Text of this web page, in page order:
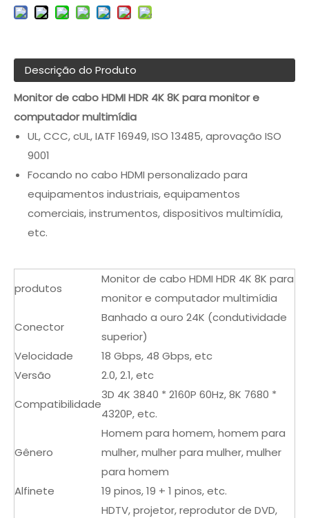
Descrição do Produto
Monitor de cabo HDMI HDR 4K 8K para monitor e
computador multimídia
UL, CCC, cUL, IATF 16949, ISO 13485, aprovação ISO
9001
Focando no cabo HDMI personalizado para
equipamentos industriais, equipamentos
comerciais, instrumentos, dispositivos multimídia,
etc.
produtos
Monitor de cabo HDMI HDR 4K 8K para
monitor e computador multimídia
Conector
Banhado a ouro 24K (condutividade
superior)
Velocidade
18 Gbps, 48 ​​Gbps, etc
Versão
2.0, 2.1, etc
Compatibilidade
3D 4K 3840 * 2160P 60Hz, 8K 7680 *
4320P, etc.
Gênero
Homem para homem, homem para
mulher, mulher para mulher, mulher
para homem
Alfinete
19 pinos, 19 + 1 pinos, etc.
HDTV, projetor, reprodutor de DVD,